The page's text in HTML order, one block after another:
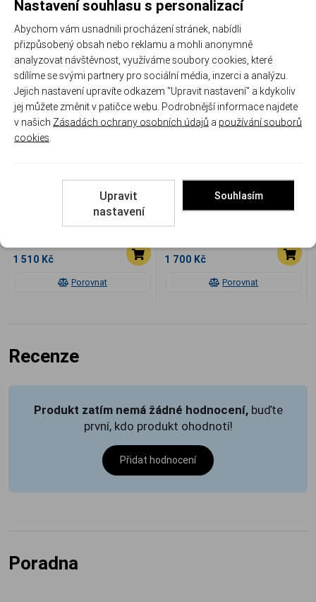
Související
Porovnat
Zásobník ETS pro H&K MP5,
1 510 Kč
Porovnat
Zásobník ETS pro H&K MP5,
1 700 Kč
Recenze
Produkt zatím nemá žádné hodnocení, buďte
první, kdo produkt ohodnotí!
Přidat hodnocení
Poradna
Nastavení souhlasu s personalizací
Abychom vám usnadnili procházení stránek, nabídli
přizpůsobený obsah nebo reklamu a mohli anonymně
analyzovat návštěvnost, využíváme soubory cookies, které
sdílíme se svými partnery pro sociální média, inzerci a analýzu.
Jejich nastavení upravíte odkazem "Upravit nastavení" a kdykoliv
jej můžete změnit v patičce webu. Podrobnější informace najdete
v našich Zásadách ochrany osobních údajů a používání souborů
cookies
Upravit
nastavení
Souhlasím